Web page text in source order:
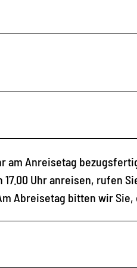
am Anreisetag
Uhr anreisen, rufen
Abreisetag bitten wir Sie,